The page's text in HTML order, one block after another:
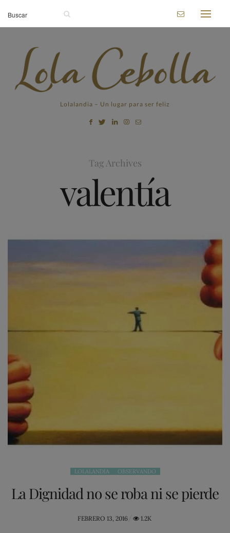
Lolalandia – Un lugar para ser feliz
Tag Archives
valentía
LOLALANDIA OBSERVANDO
La Dignidad no se roba ni se pierde
POSTED
FEBRERO 13, 2016 1.2K